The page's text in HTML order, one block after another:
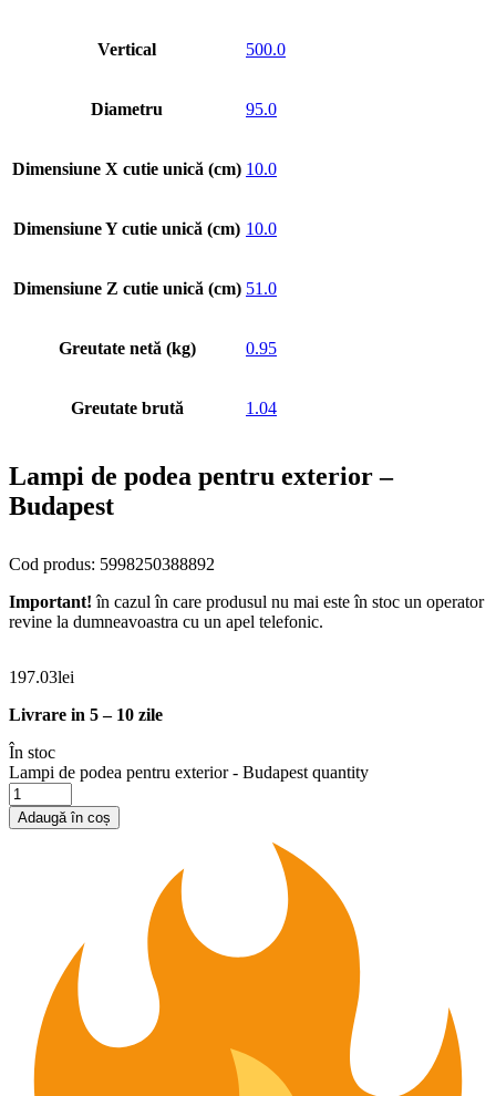
Vertical 500.0
Diametru 95.0
Dimensiune X cutie unică (cm) 10.0
Dimensiune Y cutie unică (cm) 10.0
Dimensiune Z cutie unică (cm) 51.0
Greutate netă (kg) 0.95
Greutate brută 1.04
Lampi de podea pentru exterior –
Budapest
Cod produs: 5998250388892
Important! în cazul în care produsul nu mai este în stoc un operator
revine la dumneavoastra cu un apel telefonic.
197.03lei
Livrare in 5 – 10 zile
În stoc
Lampi de podea pentru exterior - Budapest quantity
Adaugă în coș